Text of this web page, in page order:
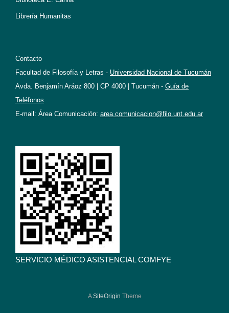
Librería Humanitas
Contacto
Facultad de Filosofía y Letras - Universidad Nacional de Tucumán
Avda. Benjamín Aráoz 800 | CP 4000 | Tucumán - Guía de
Teléfonos
E-mail: Área Comunicación: area.comunicacion@filo.unt.edu.ar
SERVICIO MÉDICO ASISTENCIAL COMFYE
ASiteOrigin Theme